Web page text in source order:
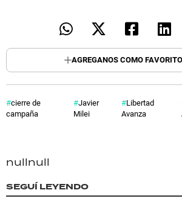
AGREGANOS COMO
cierre de
campaña
Javier
Milei
Libertad
Avanza
nullnull
SEGUÍ LEYENDO